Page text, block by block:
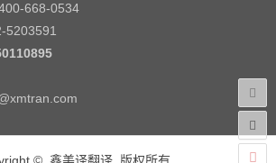
668-0534
5203591